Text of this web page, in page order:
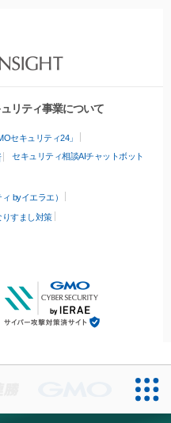
リティ事業について
セキュリティ24」
セキュリティ相談AIチャットボット
byイエラエ）
りすまし対策